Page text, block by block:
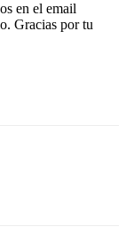
en el email
Gracias por tu